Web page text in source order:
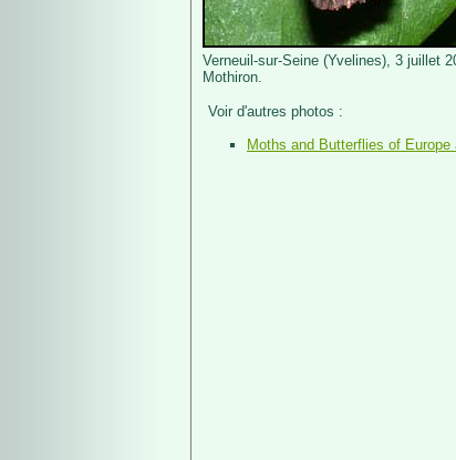
Verneuil-sur-Seine (Yvelines), 3 juillet
Mothiron.
Voir d'autres photos :
Moths and Butterflies of Europe